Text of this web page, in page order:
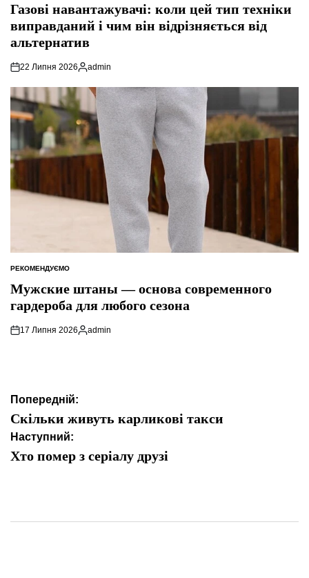
Газові навантажувачі: коли цей тип техніки
виправданий і чим він відрізняється від
альтернатив
22 Липня 2026
Опубліковано
admin
ОПУБЛІКУВАТИ
РЕКОМЕНДУЄМО
Мужские штаны — основа современного
гардероба для любого сезона
17 Липня 2026
Опубліковано
admin
Навігація
записів
Попередній:
Скільки живуть карликові такси
Наступний:
Хто помер з серіалу друзі